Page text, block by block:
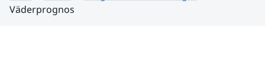
Väderprognos